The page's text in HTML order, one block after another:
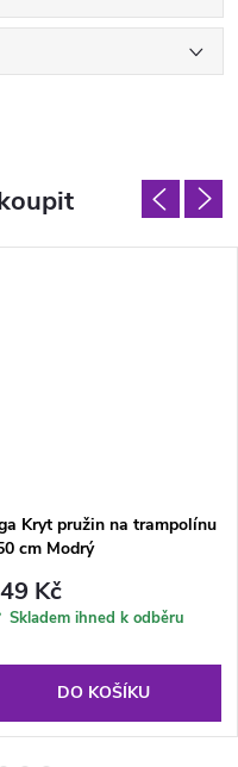
Kryt pružin na trampolínu
cm Modrý
Kč
Skladem ihned k odběru
DO KOŠÍKU